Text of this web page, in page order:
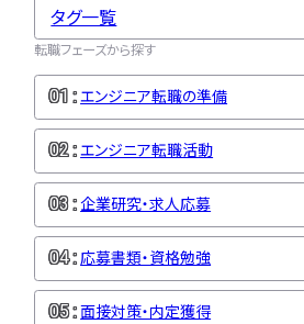
タグ一覧
転職フェーズから探す
エンジニア転職の準備
エンジニア転職活動
企業研究・求人応募
応募書類・資格勉強
面接対策・内定獲得